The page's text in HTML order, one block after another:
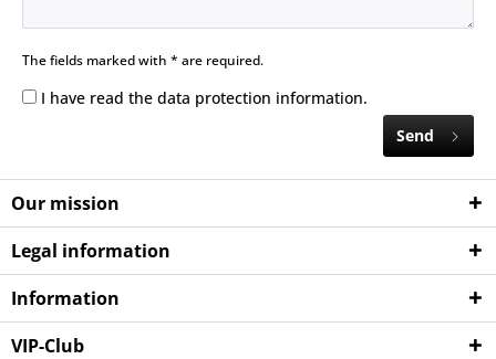
The fields marked with * are required.
I have read the data protection information.
Send
Our mission
Legal information
Information
VIP-Club